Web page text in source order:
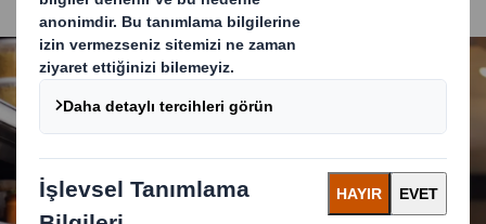
Mağaza içi etkinizi en